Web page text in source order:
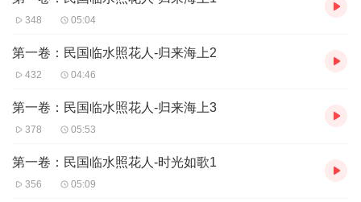
348 05:04
第一卷：民国临水照花人-归来海上2
432 04:46
第一卷：民国临水照花人-归来海上3
378 05:53
第一卷：民国临水照花人-时光如歌1
356 05:09